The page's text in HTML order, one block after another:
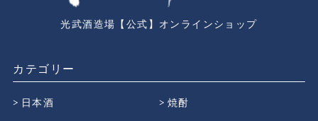
光武酒造場【公式】オンラインショップ
カテゴリー
日本酒
焼酎